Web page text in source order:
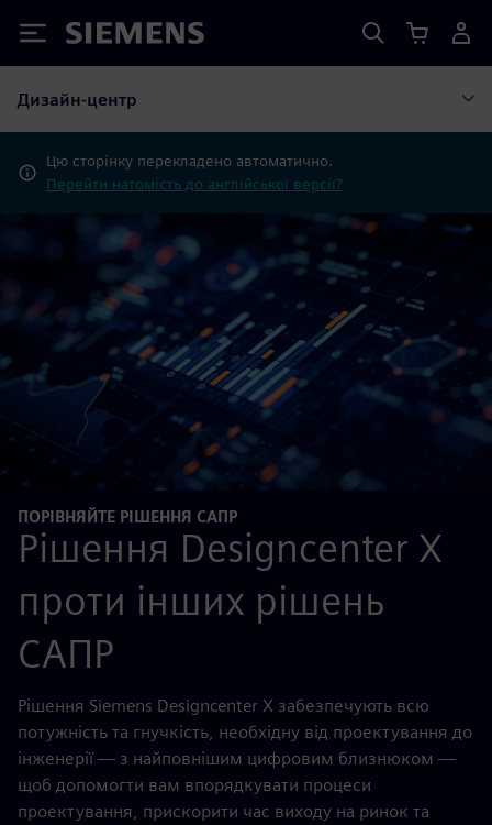
Siemens
Дизайн-центр
Цю сторінку перекладено автоматично.
Перейти натомість до англійської версії?
ПОРІВНЯЙТЕ РІШЕННЯ САПР
Рішення Designcenter X
проти інших рішень
САПР
Рішення Siemens Designcenter X забезпечують всю
потужність та гнучкість, необхідну від проектування до
інженерії — з найповнішим цифровим близнюком —
щоб допомогти вам впорядкувати процеси
проектування, прискорити час виходу на ринок та